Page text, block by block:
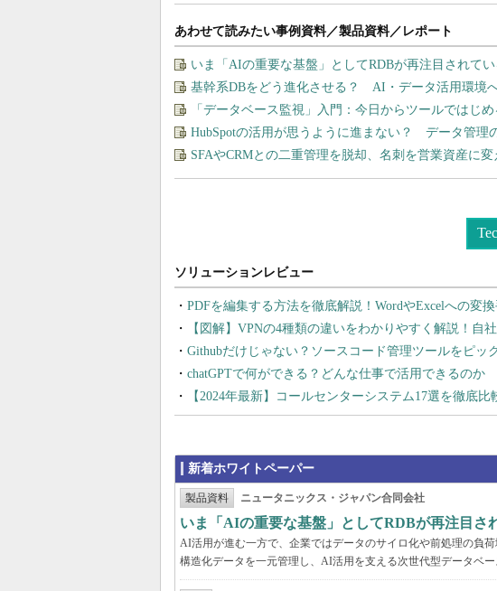
あわせて読みたい事例資料／製品資料／レポート
いま「AIの重要な基盤」としてRDBが再注目されて
基幹系DBをどう進化させる？ AI・データ活用環境
「データベース監視」入門：今日からツールではじ
HubSpotの活用が思うように進まない？ データ管理
SFAやCRMとの二重管理を脱却、名刺を営業資産に
PDFを編集する方法を徹底解説！WordやExcelへの変
【図解】VPNの4種類の違いをわかりやすく解説！自
Githubだけじゃない？ソースコード管理ツールをピッ
chatGPTで何ができる？どんな仕事で活用できるのか
【2024年最新】コールセンターシステム17選を徹底
新着ホワイトペーパー
製品資料 ニュータニックス・ジャパン合同会社
いま「AIの重要な基盤」としてRDBが再注目さ
AI活用が進む一方で、企業ではデータのサイロ化や前処理の負
構造化データを一元管理し、AI活用を支える次世代型データベー